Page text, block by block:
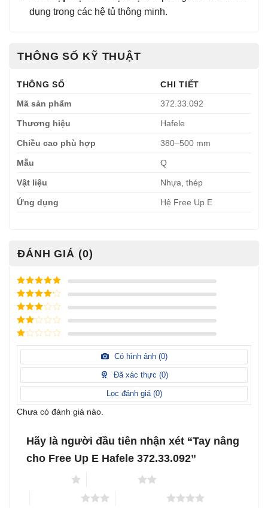
dụng trong các hệ tủ thông minh.
THÔNG SỐ KỸ THUẬT
THÔNG SỐ
CHI TIẾT
Mã sản phẩm
372.33.092
Thương hiệu Hafele
Chiều cao phù hợp 380–500 mm
Mẫu Q
Vật liệu Nhựa, thép
Ứng dụng Hệ Free Up E
ĐÁNH GIÁ (0)
Được xếp
hạng
5
5
sao
Được xếp
hạng
4
5
sao
Được
xếp
hạng3
5 sao
Được
hạng
sao
Được
hạng
sao
Có hình ảnh (0)
Đã xác thực (0)
Lọc đánh giá (0)
Chưa có đánh giá nào.
Hãy là người đầu tiên nhận xét “Tay nâng
cho Free Up E Hafele 372.33.092”